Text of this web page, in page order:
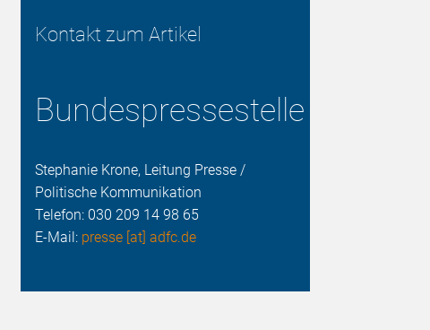
Kontakt zum Artikel
Bundespressestelle
Stephanie Krone, Leitung Presse /
Politische Kommunikation
Telefon: 030 209 14 98 65
E-Mail: presse [at] adfc.de